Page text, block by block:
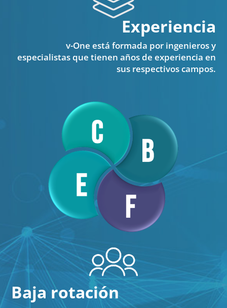
Experiencia
v-One está formada por ingenieros y
especialistas que tienen años de experiencia en
sus respectivos campos.​
Baja rotación